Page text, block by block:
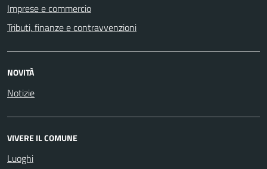
Imprese e commercio
Tributi, finanze e contravvenzioni
NOVITÀ
Notizie
VIVERE IL COMUNE
Luoghi